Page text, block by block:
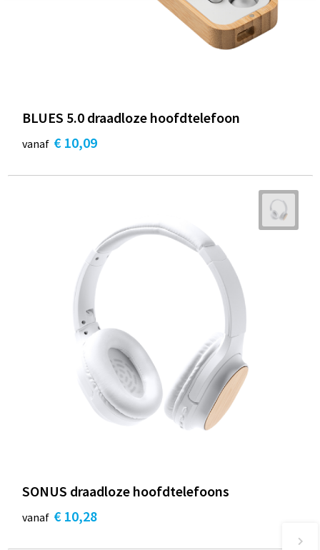
BLUES 5.0 draadloze hoofdtelefoon
vanaf € 10,09
SONUS draadloze hoofdtelefoons
vanaf € 10,28